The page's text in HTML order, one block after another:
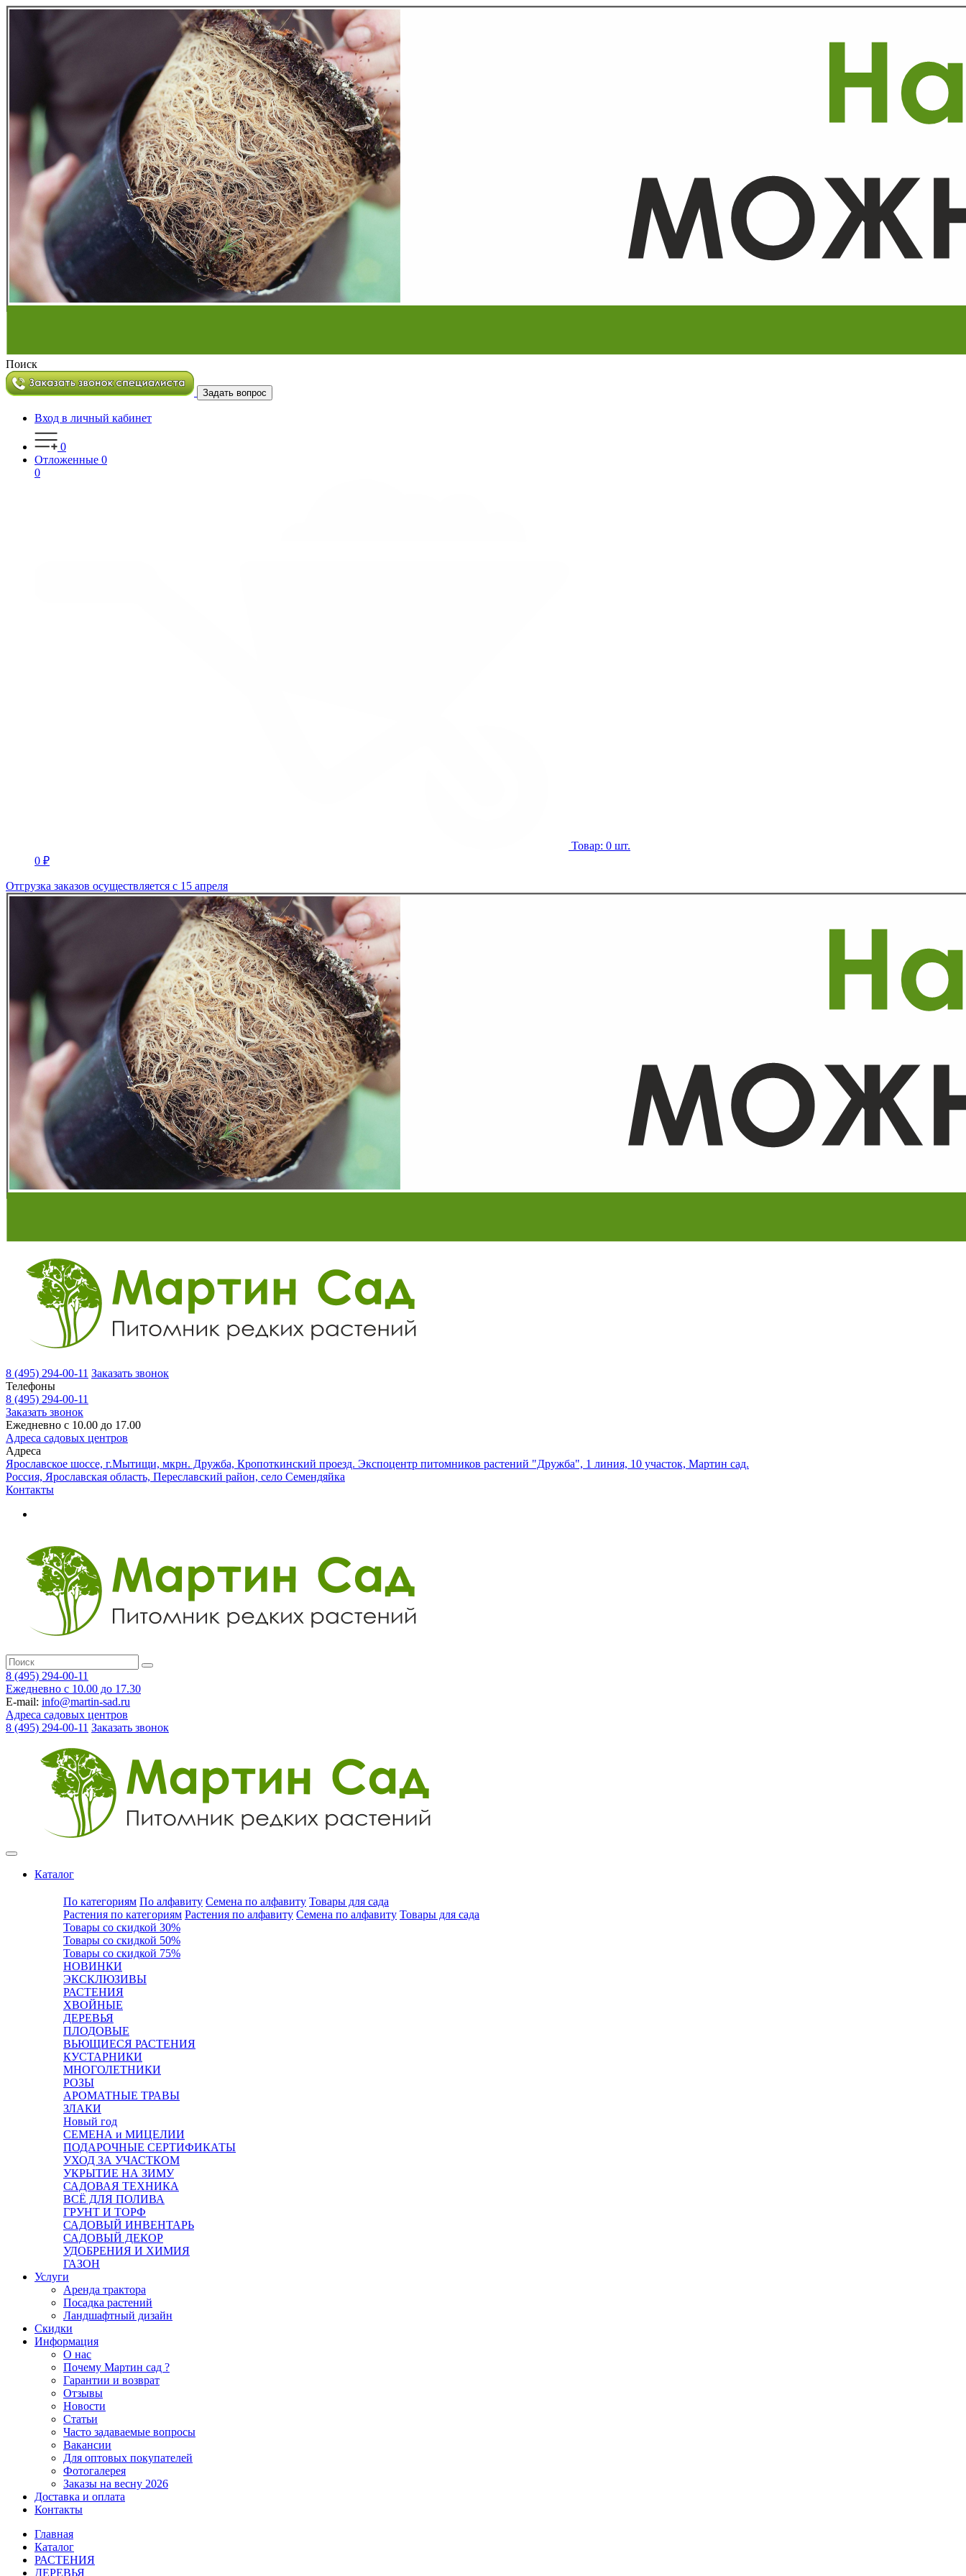
Поиск
Задать вопрос
Вход в личный кабинет
0
Отложенные 0
0
Товар: 0 шт.
0 ₽
Отгрузка заказов осуществляется с 15 апреля
8 (495) 294-00-11 Заказать звонок
Телефоны
8 (495) 294-00-11
Заказать звонок
Ежедневно с 10.00 до 17.00
Адреса садовых центров
Адреса
Ярославское шоссе, г.Мытищи, мкрн. Дружба, Кропоткинский проезд. Экспоцентр питомников растений "Дружба", 1 линия, 10 участок, Мартин сад.
Россия, Ярославская область, Переславский район, село Семендяйка
Контакты
8 (495) 294-00-11
Ежедневно с 10.00 до 17.30
E-mail: info@martin-sad.ru
Адреса садовых центров
8 (495) 294-00-11 Заказать звонок
Каталог
По категориям По алфавиту Семена по алфавиту Товары для сада
Растения по категориям Растения по алфавиту Семена по алфавиту Товары для сада
Товары со скидкой 30%
Товары со скидкой 50%
Товары со скидкой 75%
НОВИНКИ
ЭКСКЛЮЗИВЫ
РАСТЕНИЯ
ХВОЙНЫЕ
ДЕРЕВЬЯ
ПЛОДОВЫЕ
ВЬЮЩИЕСЯ РАСТЕНИЯ
КУСТАРНИКИ
МНОГОЛЕТНИКИ
РОЗЫ
АРОМАТНЫЕ ТРАВЫ
ЗЛАКИ
Новый год
СЕМЕНА и МИЦЕЛИИ
ПОДАРОЧНЫЕ СЕРТИФИКАТЫ
УХОД ЗА УЧАСТКОМ
УКРЫТИЕ НА ЗИМУ
САДОВАЯ ТЕХНИКА
ВСЁ ДЛЯ ПОЛИВА
ГРУНТ И ТОРФ
САДОВЫЙ ИНВЕНТАРЬ
САДОВЫЙ ДЕКОР
УДОБРЕНИЯ И ХИМИЯ
ГАЗОН
Услуги
Аренда трактора
Посадка растений
Ландшафтный дизайн
Скидки
Информация
О нас
Почему Мартин сад ?
Гарантии и возврат
Отзывы
Новости
Статьи
Часто задаваемые вопросы
Вакансии
Для оптовых покупателей
Фотогалерея
Заказы на весну 2026
Доставка и оплата
Контакты
Главная
Каталог
РАСТЕНИЯ
ДЕРЕВЬЯ